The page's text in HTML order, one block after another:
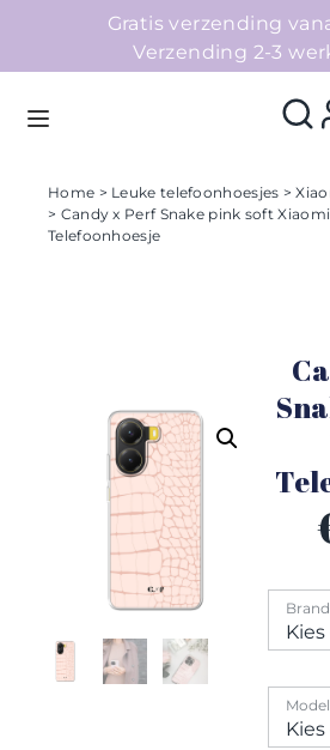
Gratis verzending
Verzending 2-3
Homepage
Collecties
Home > Leuke telefoonhoesjes >
> Candy x Perf Snake pink soft Xiaomi
Telefoonhoesje
Brand
Model